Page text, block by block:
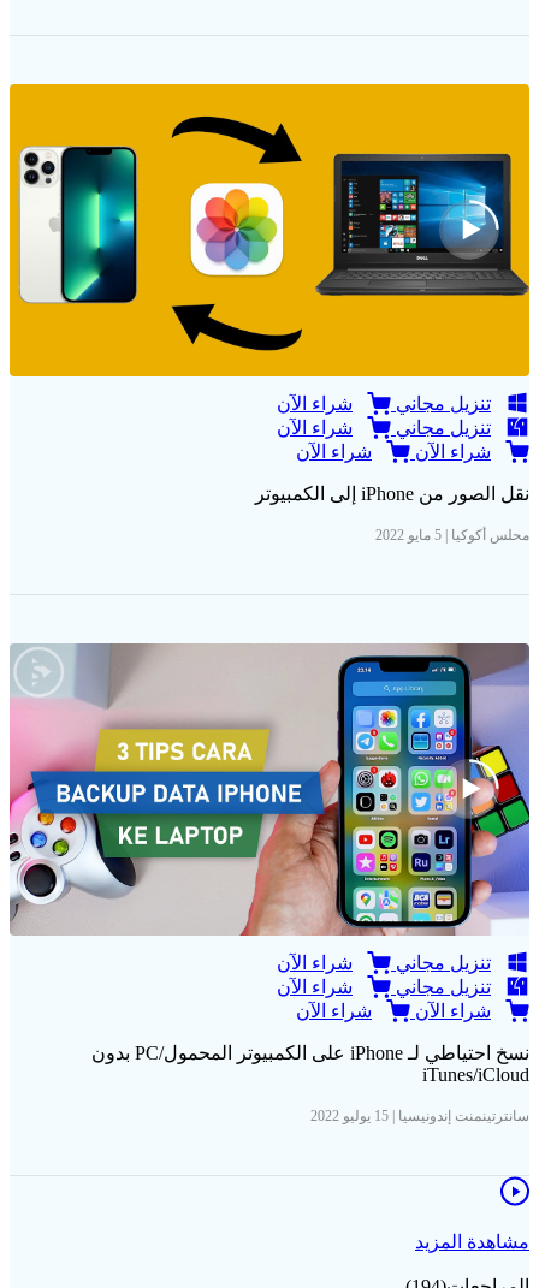
تنزيل مجاني
شراء الآن
تنزيل مجاني
شراء الآن
شراء الآن
شراء الآن
نقل الصور من iPhone إلى الكمبيوتر
محلس أكوكيا | 5 مايو 2022
تنزيل مجاني
شراء الآن
تنزيل مجاني
شراء الآن
شراء الآن
شراء الآن
نسخ احتياطي لـ iPhone على الكمبيوتر المحمول/PC بدون
iTunes/iCloud
سانترتينمنت إندونيسيا | 15 يوليو 2022
مشاهدة المزيد